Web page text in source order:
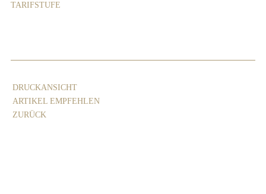
TARIFSTUFE
DRUCKANSICHT
ARTIKEL EMPFEHLEN
ZURÜCK